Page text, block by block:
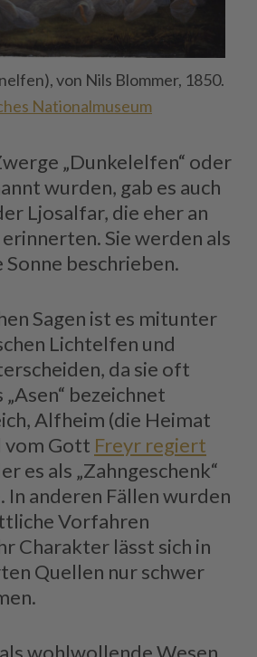
von Nils Blommer, 1850.
Nationalmuseum
„Dunkelelfen“ oder
wurden, gab es auch
Ljosalfar, die eher an
Sie werden als
Sonne beschrieben.
Sagen ist es mitunter
Lichtelfen und
da sie oft
bezeichnet
Alfheim (die Heimat
vom Gott Freyr regiert
es als „Zahngeschenk“
anderen Fällen wurden
Vorfahren
Charakter lässt sich in
Quellen nur schwer